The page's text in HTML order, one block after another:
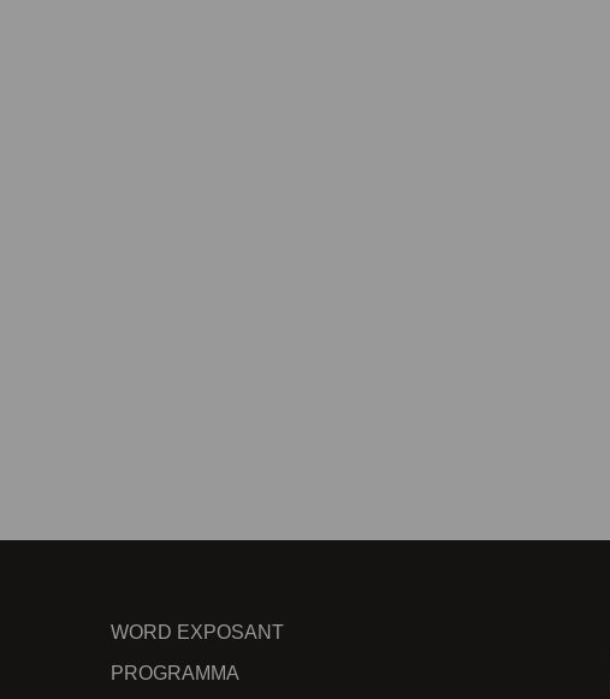
WORD EXPOSANT
PROGRAMMA